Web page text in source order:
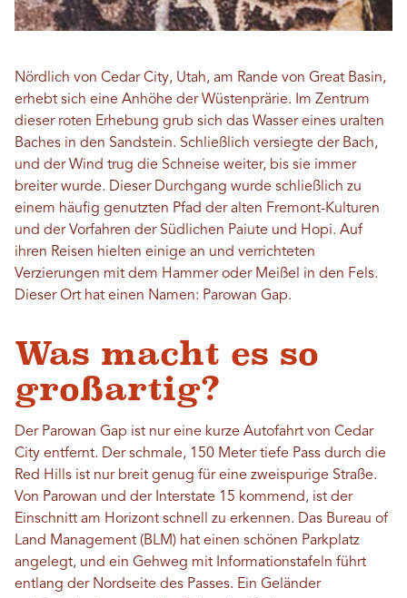
Nördlich von Cedar City, Utah, am Rande von Great Basin,
erhebt sich eine Anhöhe der Wüstenprärie. Im Zentrum
dieser roten Erhebung grub sich das Wasser eines uralten
Baches in den Sandstein. Schließlich versiegte der Bach,
und der Wind trug die Schneise weiter, bis sie immer
breiter wurde. Dieser Durchgang wurde schließlich zu
einem häufig genutzten Pfad der alten Fremont-Kulturen
und der Vorfahren der Südlichen Paiute und Hopi. Auf
ihren Reisen hielten einige an und verrichteten
Verzierungen mit dem Hammer oder Meißel in den Fels.
Dieser Ort hat einen Namen: Parowan Gap.
Was macht es so
großartig?
Der Parowan Gap ist nur eine kurze Autofahrt von Cedar
City entfernt. Der schmale, 150 Meter tiefe Pass durch die
Red Hills ist nur breit genug für eine zweispurige Straße.
Von Parowan und der Interstate 15 kommend, ist der
Einschnitt am Horizont schnell zu erkennen. Das Bureau of
Land Management (BLM) hat einen schönen Parkplatz
angelegt, und ein Gehweg mit Informationstafeln führt
entlang der Nordseite des Passes. Ein Geländer